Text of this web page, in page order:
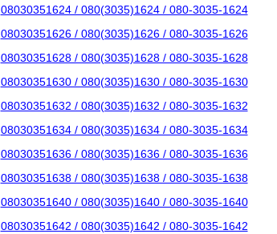
08030351624 / 080(3035)1624 / 080-3035-1624
08030351626 / 080(3035)1626 / 080-3035-1626
08030351628 / 080(3035)1628 / 080-3035-1628
08030351630 / 080(3035)1630 / 080-3035-1630
08030351632 / 080(3035)1632 / 080-3035-1632
08030351634 / 080(3035)1634 / 080-3035-1634
08030351636 / 080(3035)1636 / 080-3035-1636
08030351638 / 080(3035)1638 / 080-3035-1638
08030351640 / 080(3035)1640 / 080-3035-1640
08030351642 / 080(3035)1642 / 080-3035-1642